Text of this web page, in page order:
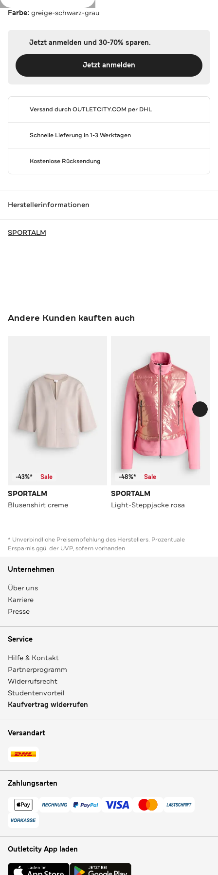
Farbe: greige-schwarz-grau
Jetzt anmelden und 30-70% sparen.
Jetzt anmelden
Versand durchOUTLETCITY.COM per DHL
Schnelle Lieferung in 1-3 Werktagen
Kostenlose Rücksendung
Herstellerinformationen
SPORTALM
Andere Kunden kauften auch
-43%* Sale
SPORTALM
Blusenshirt creme
-48%* Sale
SPORTALM
Light-Steppjacke rosa
* Unverbindliche Preisempfehlung des Herstellers. Prozentuale
Ersparnis ggü. der UVP, sofern vorhanden
Unternehmen
Über uns
Karriere
Presse
Service
Hilfe & Kontakt
Partnerprogramm
Widerrufsrecht
Studentenvorteil
Kaufvertrag widerrufen
Versandart
Zahlungsarten
Outletcity App laden